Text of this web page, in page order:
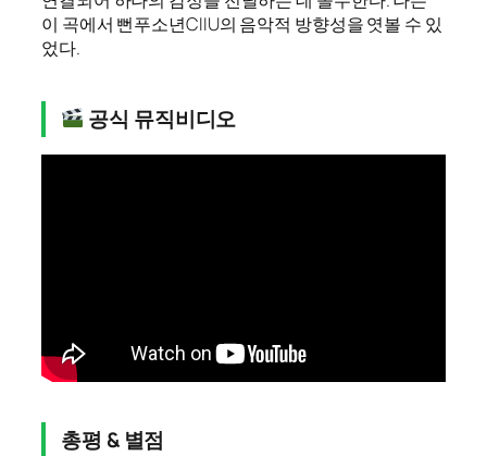
이 곡에서 뻔푸소년CIIU의 음악적 방향성을 엿볼 수 있
었다.
공식 뮤직비디오
총평 & 별점